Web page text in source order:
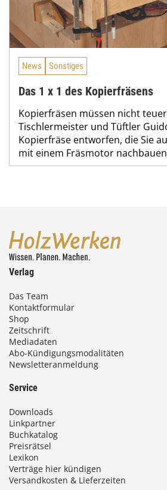
News Sonstiges
Das 1 x 1 des Kopierfräsens
Kopierfräsen müssen nicht
Tischlermeister und Tüftler
Kopierfräse entworfen, die Sie
mit einem Fräsmotor
Verlag
Das Team
Kontaktformular
Shop
Zeitschrift
Mediadaten
Abo-Kündigungsmodalitäten
Newsletteranmeldung
Service
Downloads
Linkpartner
Buchkatalog
Preisrätsel
Lexikon
Verträge hier kündigen
Versandkosten & Lieferzeiten